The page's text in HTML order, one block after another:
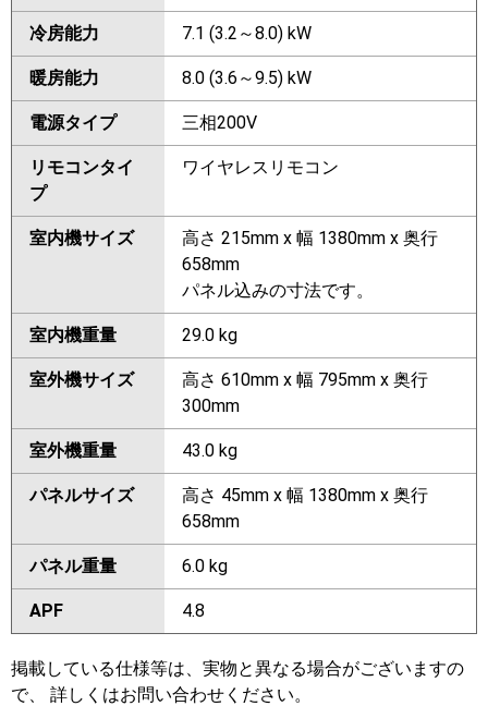
冷房能力 7.1 (3.2～8.0) kW
暖房能力 8.0 (3.6～9.5) kW
電源タイプ 三相200V
リモコンタイ
プ
ワイヤレスリモコン
室内機サイズ
高さ 215mm x 幅 1380mm x 奥行
658mm
パネル込みの寸法です。
室内機重量 29.0 kg
室外機サイズ
高さ 610mm x 幅 795mm x 奥行
300mm
室外機重量 43.0 kg
パネルサイズ
高さ 45mm x 幅 1380mm x 奥行
658mm
パネル重量 6.0 kg
APF 4.8
掲載している仕様等は、実物と異なる場合がございますの
で、 詳しくはお問い合わせください。